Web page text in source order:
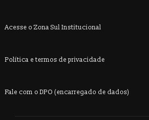
Acesse o Zona Sul Institucional
Política e termos de privacidade
Fale com o DPO (encarregado de dados)